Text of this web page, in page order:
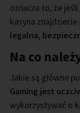
oznacza to, że
kasyna
legalna,
Na co
Jakie są główne
Gaming jest
wykorzystywać o